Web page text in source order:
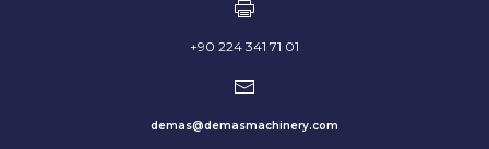
+90 224 341 71 01
demas@demasmachinery.com